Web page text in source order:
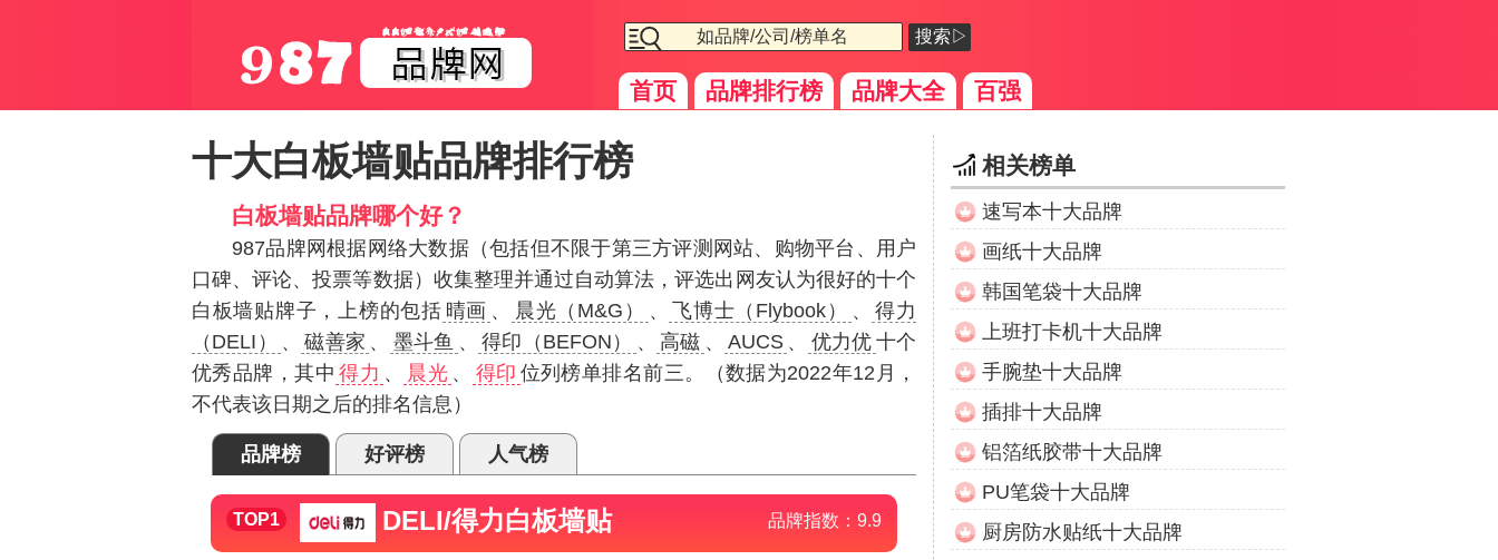
搜索▷
首页 品牌排行榜 品牌大全 百强
十大白板墙贴品牌排行榜
白板墙贴品牌哪个好？
987品牌网根据网络大数据（包括但不限于第三方评测网站、购物平台、用户
口碑、评论、投票等数据）收集整理并通过自动算法，评选出网友认为很好的十个
白板墙贴牌子，上榜的包括 晴画 、 晨光（M&G） 、 飞博士（Flybook） 、
得力
（DELI）
、 磁善家 、 墨斗鱼 、 得印（BEFON） 、 高磁 、 AUCS 、 优力优 十个
优秀品牌，其中 得力 、 晨光 、 得印 位列榜单排名前三。（数据为2022年12月，
不代表该日期之后的排名信息）
品牌榜 好评榜 人气榜
TOP1 DELI/得力白板墙贴 品牌指数： 9.9
相关榜单
速写本十大品牌
画纸十大品牌
韩国笔袋十大品牌
上班打卡机十大品牌
手腕垫十大品牌
插排十大品牌
铝箔纸胶带十大品牌
PU笔袋十大品牌
厨房防水贴纸十大品牌